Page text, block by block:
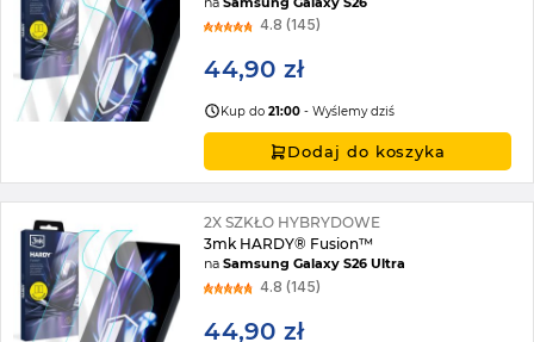
4.8 (145)
44,90 zł
Kup do21:00 - Wyślemy dziś
Dodaj do koszyka
2X SZKŁO HYBRYDOWE
3mk HARDY® Fusion™
naSamsung Galaxy S26 Ultra
4.8 (145)
44,90 zł